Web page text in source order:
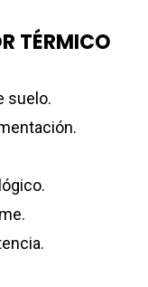
TÉRMICO
suelo.